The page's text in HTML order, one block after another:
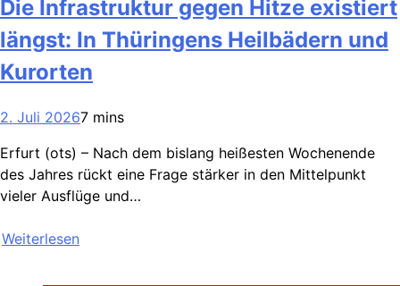
Die Infrastruktur gegen Hitze existiert
längst: In Thüringens Heilbädern und
Kurorten
2. Juli 20267 mins
Erfurt (ots) – Nach dem bislang heißesten Wochenende
des Jahres rückt eine Frage stärker in den Mittelpunkt
vieler Ausflüge und…
Weiterlesen